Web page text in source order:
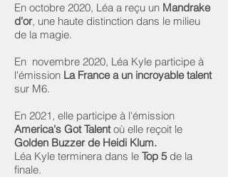
En octobre 2020, Léa a reçu un Mandrake
d'or, une haute distinction dans le milieu
de la magie.
En novembre 2020, Léa Kyle participe à
l'émission La France a un incroyable talent
sur M6.
En 2021, elle participe à l'émission
America's Got Talentoù elle reçoit le
Golden Buzzer de Heidi Klum.
Léa Kyle terminera dans le Top 5de la
finale.